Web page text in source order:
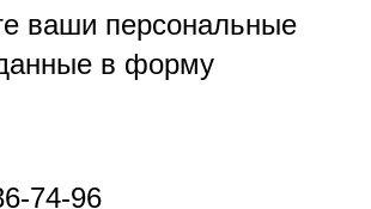
ваши персональные
в форму
74-96